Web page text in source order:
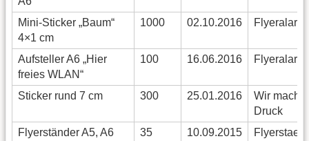
Mini-Sticker „Baum“
4×1 cm
1000 02.10.2016 Flyeralarm
Aufsteller A6 „Hier
freies WLAN“
100 16.06.2016 Flyeralarm
Sticker rund 7 cm 300 25.01.2016
Wir
Druck
Flyerständer A5, A6
35 10.09.2015